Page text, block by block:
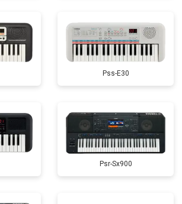
Pss-E30
Psr-Sx900